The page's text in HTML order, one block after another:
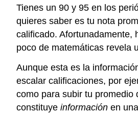
Tienes un 90 y 95 en los
quieres saber es tu nota
calificado. Afortunadamente,
poco de matemáticas revela
Aunque esta es la
escalar calificaciones, por
como para subir tu
constituye información en